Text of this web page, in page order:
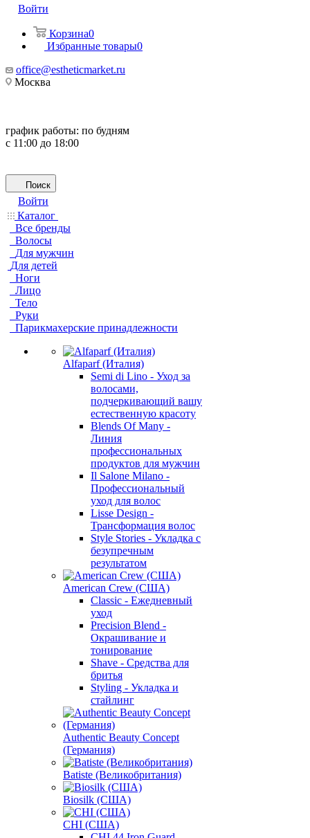
Войти
Корзина0
Избранные товары0
office@estheticmarket.ru
Москва
график работы: по будням
с 11:00 до 18:00
Поиск
Войти
Каталог
Все бренды
Волосы
Для мужчин
Для детей
Ноги
Лицо
Тело
Руки
Парикмахерские принадлежности
Alfaparf (Италия)
Semi di Lino - Уход за
волосами,
подчеркивающий вашу
естественную красоту
Blends Of Many -
Линия
профессиональных
продуктов для мужчин
Il Salone Milano -
Профессиональный
уход для волос
Lisse Design -
Трансформация волос
Style Stories - Укладка с
безупречным
результатом
American Crew (США)
Classic - Ежедневный
уход
Precision Blend -
Окрашивание и
тонирование
Shave - Средства для
бритья
Styling - Укладка и
стайлинг
Authentic Beauty Concept
(Германия)
Batiste (Великобритания)
Biosilk (США)
CHI (США)